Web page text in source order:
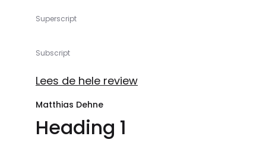
Superscript
Subscript
Lees de hele review
Matthias Dehne
Heading 1